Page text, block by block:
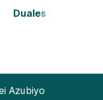
Duales Studium
Azubiyo